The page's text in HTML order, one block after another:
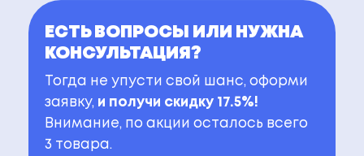
ЕСТЬ ВОПРОСЫ ИЛИ НУЖНА
КОНСУЛЬТАЦИЯ?
Тогда не упусти свой шанс, оформи
заявку, и получи скидку 17.5%!
Внимание, по акции осталось всего
3 товара.